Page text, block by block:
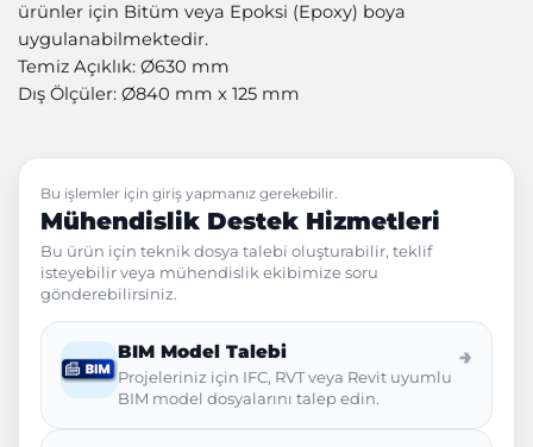
ürünler için Bitüm veya Epoksi (Epoxy) boya
uygulanabilmektedir.
Temiz Açıklık: Ø630 mm
Dış Ölçüler: Ø840 mm x 125 mm
Bu işlemler için giriş yapmanız gerekebilir.
Mühendislik Destek Hizmetleri
Bu ürün için teknik dosya talebi oluşturabilir, teklif
isteyebilir veya mühendislik ekibimize soru
gönderebilirsiniz.
BIM Model Talebi
Projeleriniz için IFC, RVT veya Revit uyumlu
BIM model dosyalarını talep edin.
→